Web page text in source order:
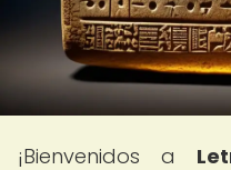
¡Bienvenidos a